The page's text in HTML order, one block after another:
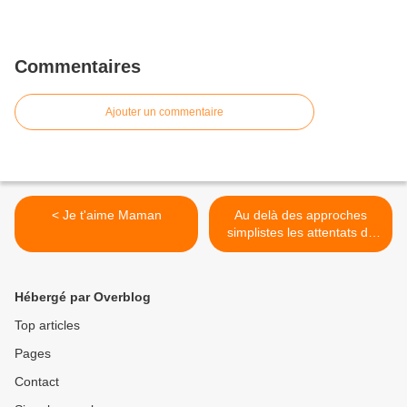
Commentaires
Ajouter un commentaire
< Je t'aime Maman
Au delà des approches
simplistes les attentats de
paris constitue "une
Hébergé par Overblog
Top articles
Pages
Contact